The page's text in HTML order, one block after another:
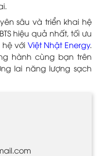
sâu và triển khai hệ
hiệu quả nhất, tối ưu
với Việt Nhật Energy.
hành cùng bạn trên
lai năng lượng sạch